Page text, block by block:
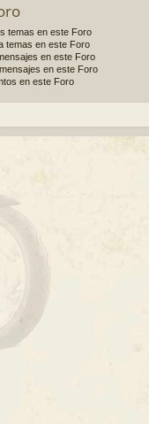
temas en este Foro
temas en este Foro
en este Foro
en este Foro
en este Foro